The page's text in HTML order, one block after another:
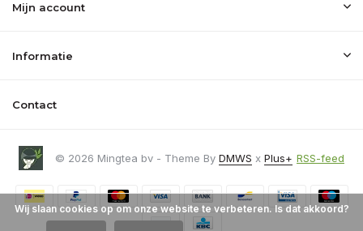
Mijn account
Informatie
Contact
© 2026 Mingtea bv - Theme By DMWS x Plus+ RSS-feed
Wij slaan cookies op om onze website te verbeteren. Is dat akkoord?